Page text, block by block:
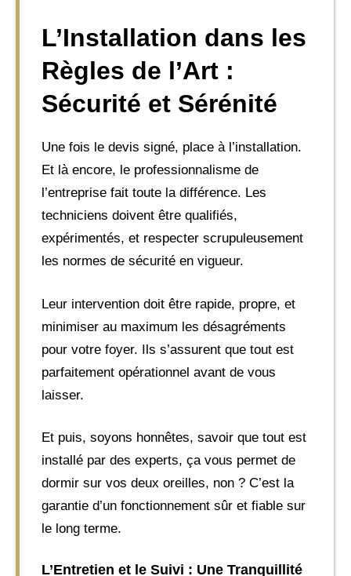
L’Installation dans les
Règles de l’Art :
Sécurité et Sérénité
Une fois le devis signé, place à l’installation.
Et là encore, le professionnalisme de
l’entreprise fait toute la différence. Les
techniciens doivent être qualifiés,
expérimentés, et respecter scrupuleusement
les normes de sécurité en vigueur.
Leur intervention doit être rapide, propre, et
minimiser au maximum les désagréments
pour votre foyer. Ils s’assurent que tout est
parfaitement opérationnel avant de vous
laisser.
Et puis, soyons honnêtes, savoir que tout est
installé par des experts, ça vous permet de
dormir sur vos deux oreilles, non ? C’est la
garantie d’un fonctionnement sûr et fiable sur
le long terme.
L’Entretien et le Suivi : Une Tranquillité